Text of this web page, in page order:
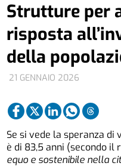
21 GENNAIO 2026
Strutture per
risposta
della
Se si vede la speranza
è di 83,5 anni (secondo il
equo e sostenibile nella